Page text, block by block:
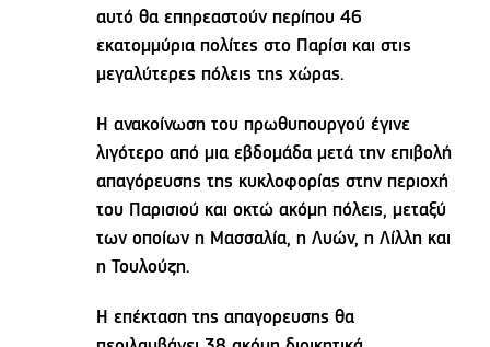
αυτό θα επηρεαστούν περίπου 46
εκατομμύρια πολίτες στο Παρίσι και στις
μεγαλύτερες πόλεις της χώρας.
Η ανακοίνωση του πρωθυπουργού έγινε
λιγότερο από μια εβδομάδα μετά την επιβολή
απαγόρευσης της κυκλοφορίας στην περιοχή
του Παρισιού και οκτώ ακόμη πόλεις, μεταξύ
των οποίων η Μασσαλία, η Λυών, η Λίλλη και
η Τουλούζη.
Η επέκταση της απαγορευσης θα